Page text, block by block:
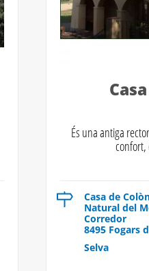
És una antiga
confort,
Casa de
Natural del
Corredor
8495 Fogars
Selva